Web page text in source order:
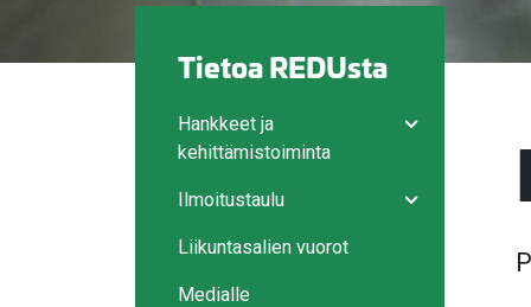
Tietoa REDUsta
Hankkeet ja
kehittämistoiminta
Ilmoitustaulu
Liikuntasalien vuorot
Medialle